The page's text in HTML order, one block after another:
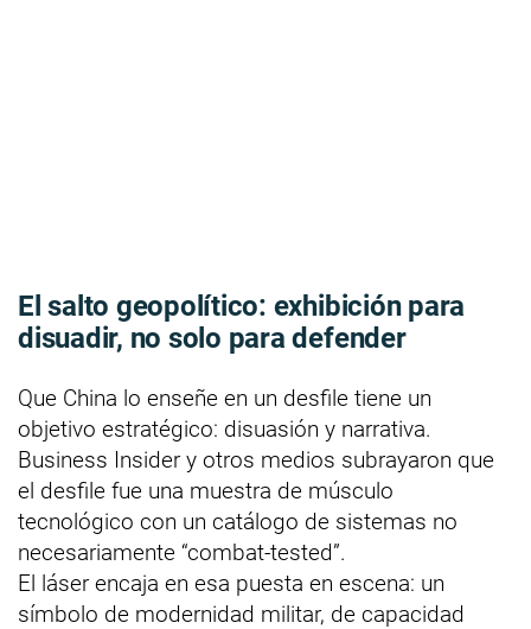
El salto geopolítico: exhibición para
disuadir, no solo para defender
Que China lo enseñe en un desfile tiene un
objetivo estratégico: disuasión y narrativa.
Business Insider y otros medios subrayaron que
el desfile fue una muestra de músculo
tecnológico con un catálogo de sistemas no
necesariamente “combat-tested”.
El láser encaja en esa puesta en escena: un
símbolo de modernidad militar, de capacidad